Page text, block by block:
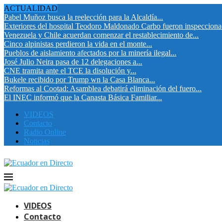
ACTUALIDAD
Pabel Muñoz busca la reelección para la Alcaldía...
Exteriores del hospital Teodoro Maldonado Carbo fueron
Venezuela y Chile acuerdan comenzar el restablecimiento de...
Cinco alpinistas perdieron la vida en el monte...
Pueblos de aislamiento afectados por la minería ilegal...
José Julio Neira pasa de 12 delegaciones a...
CNE tramita ante el TCE la disolución y...
Bukele recibido por Trump wn la Casa Blanca...
Reformas al Cootad: Asamblea debatirá eliminación del fuero...
El INEC informó que la Canasta Básica Familiar...
VIDEOS
Contacto
Radio Online
Noticias
VIDEOS
Contacto